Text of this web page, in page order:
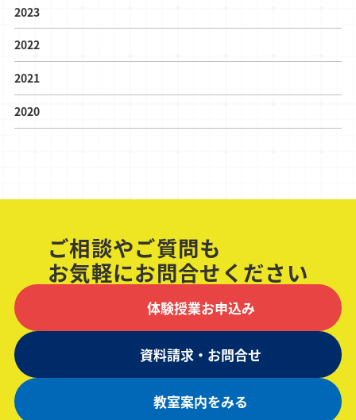
2023
2022
2021
2020
ご相談やご質問も
お気軽にお問合せください
体験授業お申込み
資料請求・お問合せ
教室案内をみる